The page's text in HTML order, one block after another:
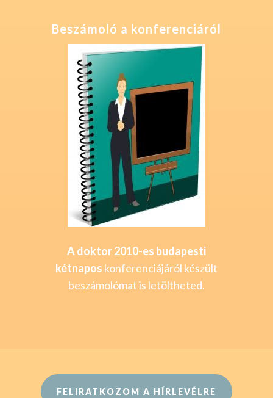
Beszámoló a konferenciáról
A doktor 2010-es budapesti
kétnapos konferenciájáról készült
beszámolómat is letöltheted.
FELIRATKOZOM A HÍRLEVÉLRE